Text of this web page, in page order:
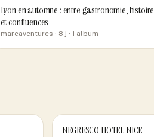
Lyon en automne : entre gastronomie, histoire
et confluences
marcaventures · 8 j · 1 album
NEGRESCO HOTEL NICE